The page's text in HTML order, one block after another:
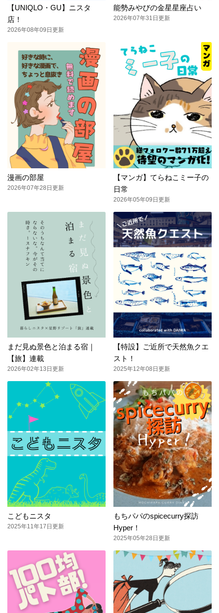
【UNIQLO・GU】ニスタ
店！
2026年08年09日更新
能勢みやびの金星星座占い
2026年07年31日更新
漫画の部屋
2026年07年28日更新
【マンガ】てらねこミー子の
日常
2026年05年09日更新
まだ見ぬ景色と泊まる宿｜
【旅】連載
2026年02年13日更新
【特設】ご近所で天然魚クエ
スト！
2025年12年08日更新
こどもニスタ
2025年11年17日更新
もちパパのspicecurry探訪
Hyper！
2025年05年28日更新